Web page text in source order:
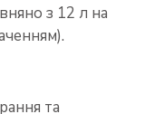
з 12 л на
та